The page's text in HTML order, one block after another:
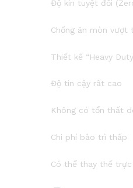
Độ kín tuyệt đối
Chống ăn mòn vượt
Thiết kế “Heavy
Độ tin cậy rất cao
Không có tổn thất
Chi phí bảo trì thấp
Có thể thay thế